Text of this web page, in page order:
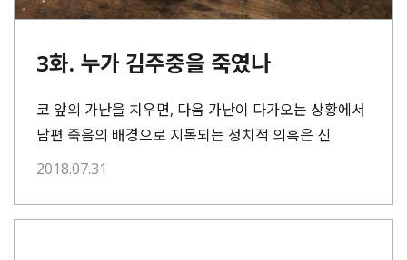
3화. 누가 김주중을 죽였나
코 앞의 가난을 치우면, 다음 가난이 다가오는 상황에서
남편 죽음의 배경으로 지목되는 정치적 의혹은 신
씨에게 먼 얘기였다. 정리해고 후 10년간 상황은
2018.07.31